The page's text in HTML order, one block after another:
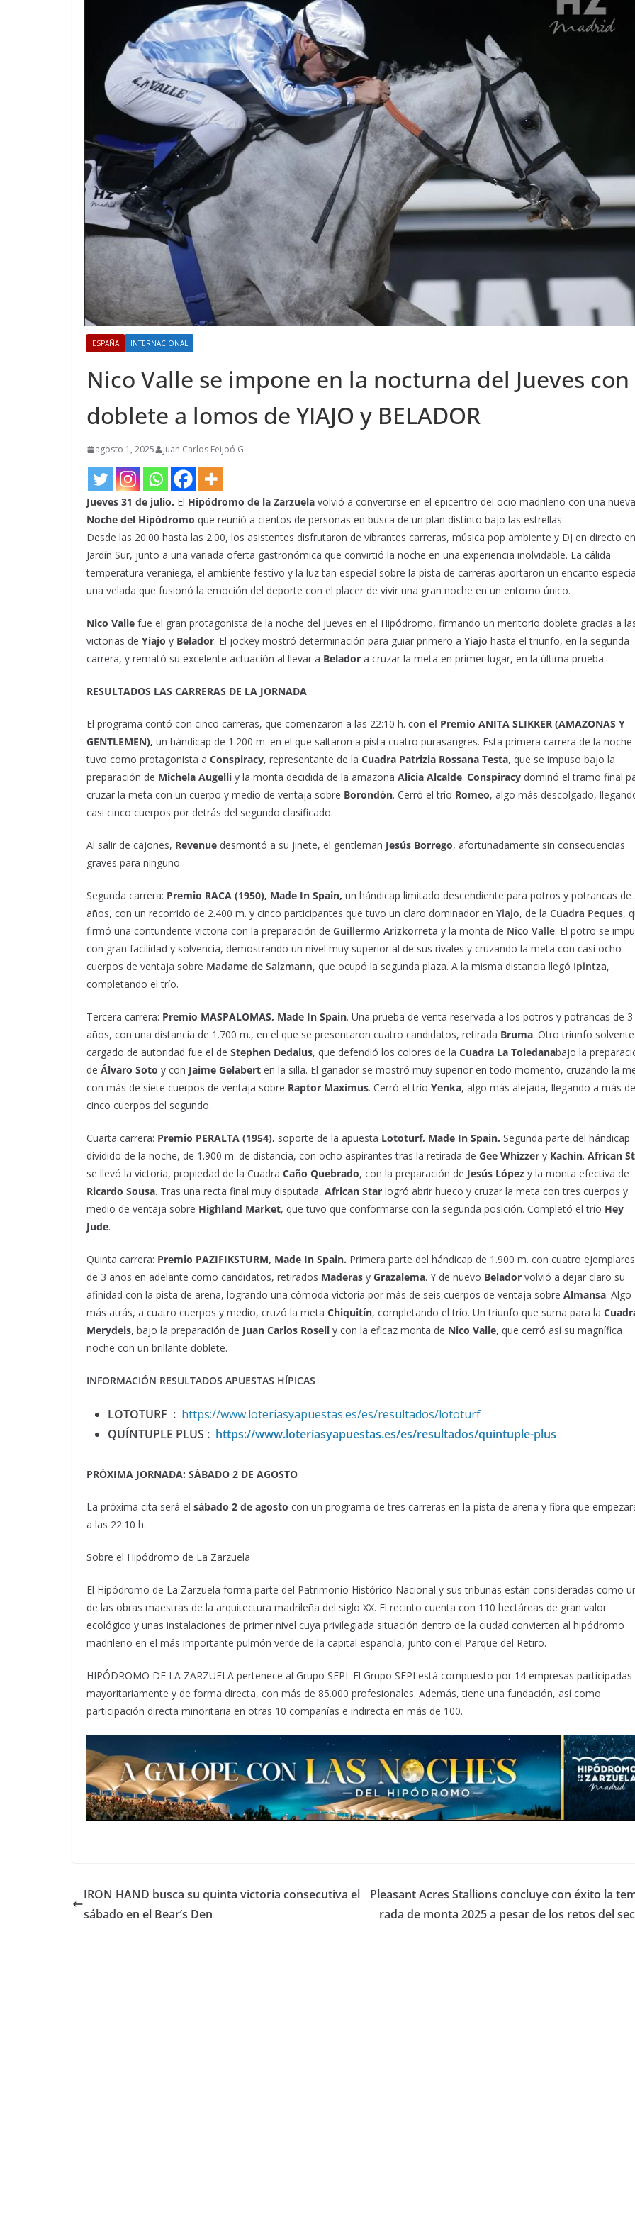
ESPAÑA INTERNACIONAL
Nico Valle se impone en la nocturna del Jueves con
doblete a lomos de YIAJO y BELADOR
agosto 1, 2025 Juan Carlos Feijoó G.
Jueves 31 de julio. El Hipódromo de la Zarzuela volvió a convertirse en el epicentro del ocio madrileño con una nueva
Noche del Hipódromo que reunió a cientos de personas en busca de un plan distinto bajo las estrellas.
Desde las 20:00 hasta las 2:00, los asistentes disfrutaron de vibrantes carreras, música pop ambiente y DJ en directo
Jardín Sur, junto a una variada oferta gastronómica que convirtió la noche en una experiencia inolvidable. La cálida
temperatura veraniega, el ambiente festivo y la luz tan especial sobre la pista de carreras aportaron un encanto
una velada que fusionó la emoción del deporte con el placer de vivir una gran noche en un entorno único.
Nico Valle fue el gran protagonista de la noche del jueves en el Hipódromo, firmando un meritorio doblete gracias a
victorias de Yiajo y Belador. El jockey mostró determinación para guiar primero a Yiajo hasta el triunfo, en la segunda
carrera, y remató su excelente actuación al llevar a Belador a cruzar la meta en primer lugar, en la última prueba.
RESULTADOS LAS CARRERAS DE LA JORNADA
El programa contó con cinco carreras, que comenzaron a las 22:10 h. con el Premio ANITA SLIKKER (AMAZONAS Y
GENTLEMEN), un hándicap de 1.200 m. en el que saltaron a pista cuatro purasangres. Esta primera carrera de la noche
tuvo como protagonista a Conspiracy, representante de la Cuadra Patrizia Rossana Testa, que se impuso bajo la
preparación de Michela Augelli y la monta decidida de la amazona Alicia Alcalde. Conspiracy dominó el tramo final
cruzar la meta con un cuerpo y medio de ventaja sobre Borondón. Cerró el trío Romeo, algo más descolgado,
casi cinco cuerpos por detrás del segundo clasificado.
Al salir de cajones, Revenue desmontó a su jinete, el gentleman Jesús Borrego, afortunadamente sin consecuencias
graves para ninguno.
Segunda carrera: Premio RACA (1950), Made In Spain, un hándicap limitado descendiente para potros y potrancas de
años, con un recorrido de 2.400 m. y cinco participantes que tuvo un claro dominador en Yiajo, de la Cuadra Peques,
firmó una contundente victoria con la preparación de Guillermo Arizkorreta y la monta de Nico Valle. El potro se
con gran facilidad y solvencia, demostrando un nivel muy superior al de sus rivales y cruzando la meta con casi ocho
cuerpos de ventaja sobre Madame de Salzmann, que ocupó la segunda plaza. A la misma distancia llegó Ipintza,
completando el trío.
Tercera carrera: Premio MASPALOMAS, Made In Spain. Una prueba de venta reservada a los potros y potrancas de 3
años, con una distancia de 1.700 m., en el que se presentaron cuatro candidatos, retirada Bruma. Otro triunfo
cargado de autoridad fue el de Stephen Dedalus, que defendió los colores de la Cuadra La Toledanabajo la
de Álvaro Soto y con Jaime Gelabert en la silla. El ganador se mostró muy superior en todo momento, cruzando la
con más de siete cuerpos de ventaja sobre Raptor Maximus. Cerró el trío Yenka, algo más alejada, llegando a más de
cinco cuerpos del segundo.
Cuarta carrera: Premio PERALTA (1954), soporte de la apuesta Lototurf, Made In Spain. Segunda parte del hándicap
dividido de la noche, de 1.900 m. de distancia, con ocho aspirantes tras la retirada de Gee Whizzer y Kachin. African
se llevó la victoria, propiedad de la Cuadra Caño Quebrado, con la preparación de Jesús López y la monta efectiva de
Ricardo Sousa. Tras una recta final muy disputada, African Star logró abrir hueco y cruzar la meta con tres cuerpos y
medio de ventaja sobre Highland Market, que tuvo que conformarse con la segunda posición. Completó el trío Hey
Jude.
Quinta carrera: Premio PAZIFIKSTURM, Made In Spain. Primera parte del hándicap de 1.900 m. con cuatro ejemplares
de 3 años en adelante como candidatos, retirados Maderas y Grazalema. Y de nuevo Belador volvió a dejar claro su
afinidad con la pista de arena, logrando una cómoda victoria por más de seis cuerpos de ventaja sobre Almansa. Algo
más atrás, a cuatro cuerpos y medio, cruzó la meta Chiquitín, completando el trío. Un triunfo que suma para la
Merydeis, bajo la preparación de Juan Carlos Rosell y con la eficaz monta de Nico Valle, que cerró así su magnífica
noche con un brillante doblete.
INFORMACIÓN RESULTADOS APUESTAS HÍPICAS
LOTOTURF : https://www.loteriasyapuestas.es/es/resultados/lototurf
QUÍNTUPLE PLUS : https://www.loteriasyapuestas.es/es/resultados/quintuple-plus
PRÓXIMA JORNADA: SÁBADO 2 DE AGOSTO
La próxima cita será el sábado 2 de agosto con un programa de tres carreras en la pista de arena y fibra que
a las 22:10 h.
Sobre el Hipódromo de La Zarzuela
El Hipódromo de La Zarzuela forma parte del Patrimonio Histórico Nacional y sus tribunas están consideradas como
de las obras maestras de la arquitectura madrileña del siglo XX. El recinto cuenta con 110 hectáreas de gran valor
ecológico y unas instalaciones de primer nivel cuya privilegiada situación dentro de la ciudad convierten al hipódromo
madrileño en el más importante pulmón verde de la capital española, junto con el Parque del Retiro.
HIPÓDROMO DE LA ZARZUELA pertenece al Grupo SEPI. El Grupo SEPI está compuesto por 14 empresas participadas
mayoritariamente y de forma directa, con más de 85.000 profesionales. Además, tiene una fundación, así como
participación directa minoritaria en otras 10 compañías e indirecta en más de 100.
IRON HAND busca su quinta victoria consecutiva el
sábado en el Bear’s Den
Pleasant Acres Stallions concluye con éxito la
rada de monta 2025 a pesar de los retos del